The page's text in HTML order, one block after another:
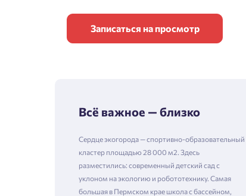
Записаться на просмотр
Всё важное — близко
Сердце экогорода — спортивно-образовательный
кластер площадью 28 000 м2. Здесь
разместились: современный детский сад с
уклоном на экологию и робототехнику. Самая
большая в Пермском крае школа с бассейном,